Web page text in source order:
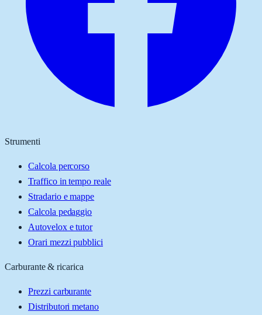
Strumenti
Calcola percorso
Traffico in tempo reale
Stradario e mappe
Calcola pedaggio
Autovelox e tutor
Orari mezzi pubblici
Carburante & ricarica
Prezzi carburante
Distributori metano